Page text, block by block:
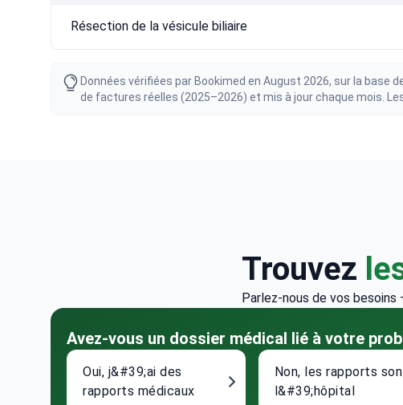
Résection de la vésicule biliaire
Données vérifiées par Bookimed en August 2026, sur la
de factures réelles (2025–2026) et mis à jour chaque mois.
Trouvez
Parlez-nous de vos
Avez-vous un dossier médical lié à votre
Oui, j&#39;ai des
rapports médicaux
Non, les rapports
l&#39;hôpital